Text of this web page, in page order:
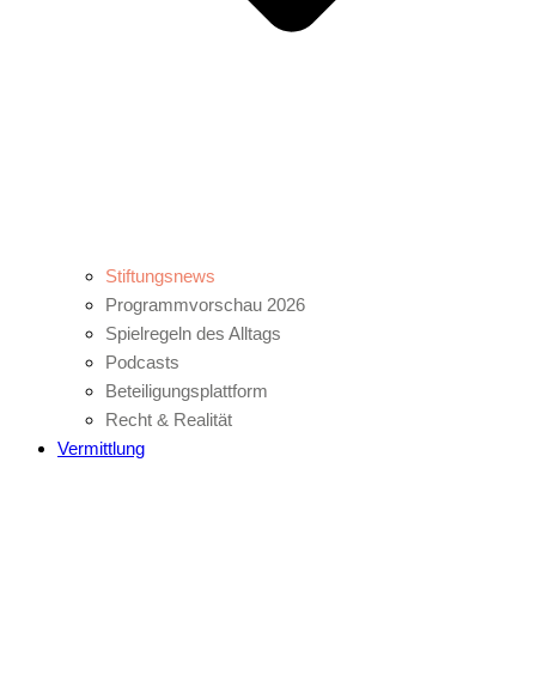
Stiftungsnews
Programmvorschau 2026
Spielregeln des Alltags
Podcasts
Beteiligungsplattform
Recht & Realität
Vermittlung